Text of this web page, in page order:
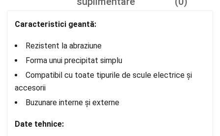
Caracteristici geantă:
Rezistent la abraziune
Forma unui precipitat simplu
Compatibil cu toate tipurile de scule electrice și
accesorii
Buzunare interne și externe
Date tehnice: